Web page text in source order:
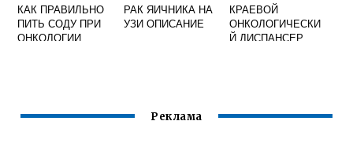
КАК ПРАВИЛЬНО
ПИТЬ СОДУ ПРИ
ОНКОЛОГИИ
РАК ЯИЧНИКА НА
УЗИ ОПИСАНИЕ
КРАЕВОЙ
ОНКОЛОГИЧЕСКИ
Й ДИСПАНСЕР
Реклама